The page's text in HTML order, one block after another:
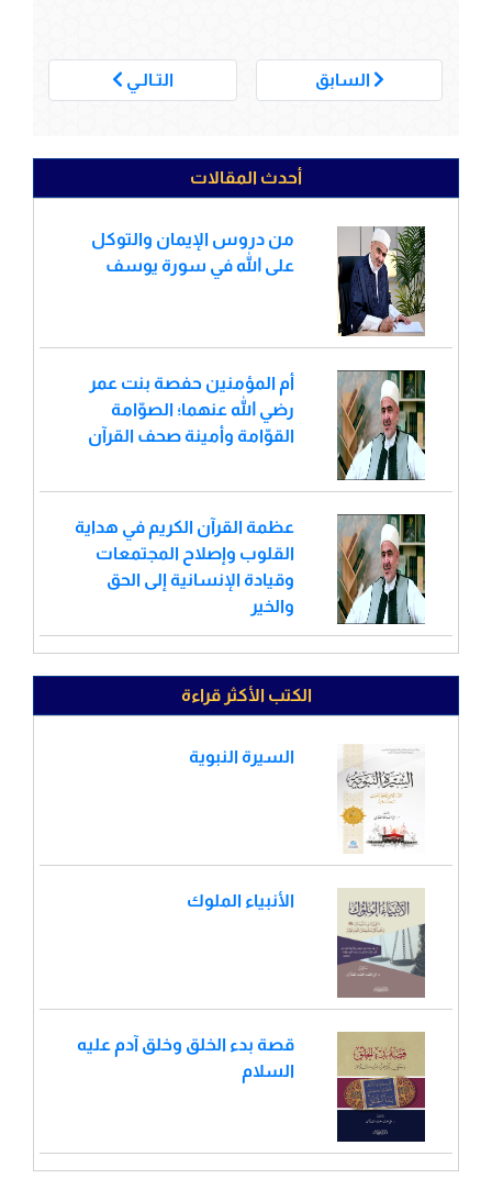
السابق التـالـي
أحدث المقالات
من دروس الإيمان والتوكل
على الله في سورة يوسف
أم المؤمنين حفصة بنت عمر
رضي الله عنهما؛ الصوّامة
القوّامة وأمينة صحف القرآن
عظمة القرآن الكريم في هداية
القلوب وإصلاح المجتمعات
وقيادة الإنسانية إلى الحق
والخير
الكتب الأكثر قراءة
السيرة النبوية
الأنبياء الملوك
قصة بدء الخلق وخلق آدم عليه
السلام